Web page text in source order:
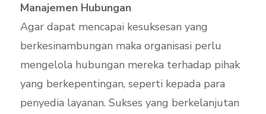
Manajemen Hubungan
Agar dapat mencapai kesuksesan yang
berkesinambungan maka organisasi perlu
mengelola hubungan mereka terhadap pihak
yang berkepentingan, seperti kepada para
penyedia layanan. Sukses yang berkelanjutan